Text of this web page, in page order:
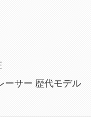
ーサー 歴代モデル